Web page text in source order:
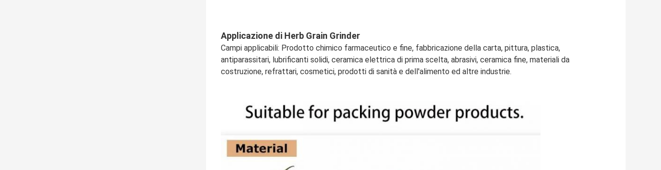
Applicazione di Herb Grain Grinder
Campi applicabili: Prodotto chimico farmaceutico e fine, fabbricazione della carta, pittura, plastica,
antiparassitari, lubrificanti solidi, ceramica elettrica di prima scelta, abrasivi, ceramica fine, materiali da
costruzione, refrattari, cosmetici, prodotti di sanità e dell'alimento ed altre industrie.